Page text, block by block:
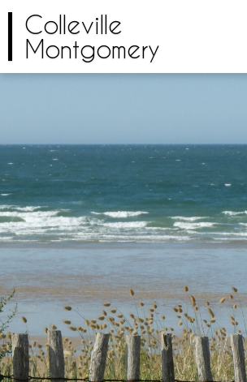
Colleville
Montgomery